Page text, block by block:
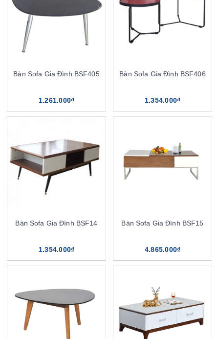
Bàn Sofa Gia Đình BSF405
1.261.000₫
Bàn Sofa Gia Đình BSF406
1.354.000₫
Bàn Sofa Gia Đình BSF14
1.354.000₫
Bàn Sofa Gia Đình BSF15
4.865.000₫